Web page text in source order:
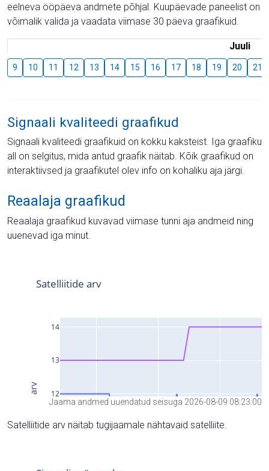
eelneva ööpäeva andmete põhjal. Kuupäevade paneelist on
võimalik valida ja vaadata viimase 30 päeva graafikuid.
Juuli
9 10 11 12 13 14 15 16 17 18 19 20 21
Signaali kvaliteedi graafikud
Signaali kvaliteedi graafikuid on kokku kaksteist. Iga graafiku
all on selgitus, mida antud graafik näitab. Kõik graafikud on
interaktiivsed ja graafikutel olev info on kohaliku aja järgi.
Reaalaja graafikud
Reaalaja graafikud kuvavad viimase tunni aja andmeid ning
uuenevad iga minut.
Jaama andmed uuendatud seisuga 2026-08-09 08:23:00
Satelliitide arv näitab tugijaamale nähtavaid satelliite.